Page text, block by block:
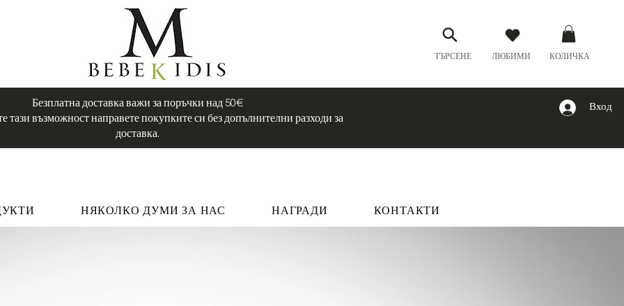
ЛЮБИМИ
ТЪРСЕНЕ КОЛИЧКА
Безплатна доставка важи за поръчки над 50€
тази възможност направете покупките си без допълнителни разходи за
доставка.
Вход
НЯКОЛКО ДУМИ ЗА НАС НАГРАДИ КОНТАКТИ